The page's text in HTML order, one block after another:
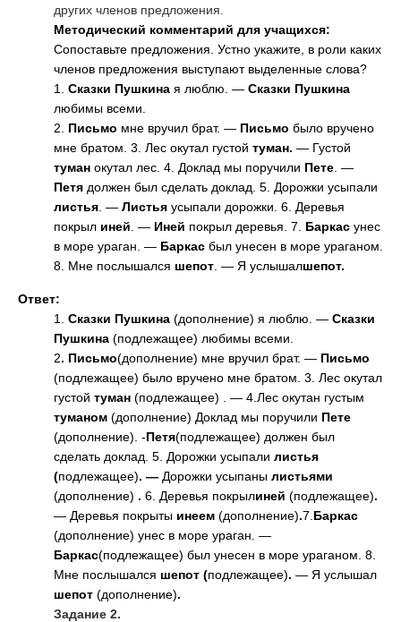
других членов предложения.
Методический комментарий для учащихся:
Сопоставьте предложения. Устно укажите, в роли каких
членов предложения выступают выделенные слова?
1. Сказки Пушкина я люблю. — Сказки Пушкина
любимы всеми.
2. Письмо мне вручил брат. — Письмо было вручено
мне братом. 3. Лес окутал густой туман. — Густой
туман окутал лес. 4. Доклад мы поручили Пете . —
Петя должен был сделать доклад. 5. Дорожки усыпали
листья . — Листья усыпали дорожки. 6. Деревья
покрыл иней . — Иней покрыл деревья. 7. Баркас унес
в море ураган. — Баркас был унесен в море ураганом.
8. Мне послышался шепот . — Я услышалшепот.
Ответ:
1. Сказки Пушкина (дополнение) я люблю. — Сказки
Пушкина (подлежащее) любимы всеми.
2. Письмо(дополнение) мне вручил брат. — Письмо
(подлежащее) было вручено мне братом. 3. Лес окутал
густой туман (подлежащее)
. — 4.Лес окутан густым
туманом (дополнение) Доклад мы поручили Пете
(дополнение). -Петя(подлежащее) должен был
сделать доклад. 5. Дорожки усыпали листья
(подлежащее). — Дорожки усыпаны листьями
(дополнение) . 6. Деревья покрылиней (подлежащее).
— Деревья покрыты инеем (дополнение).7. Баркас
(дополнение) унес в море ураган. —
Баркас(подлежащее) был унесен в море ураганом. 8.
Мне послышался шепот (подлежащее). — Я услышал
шепот (дополнение).
Задание 2.